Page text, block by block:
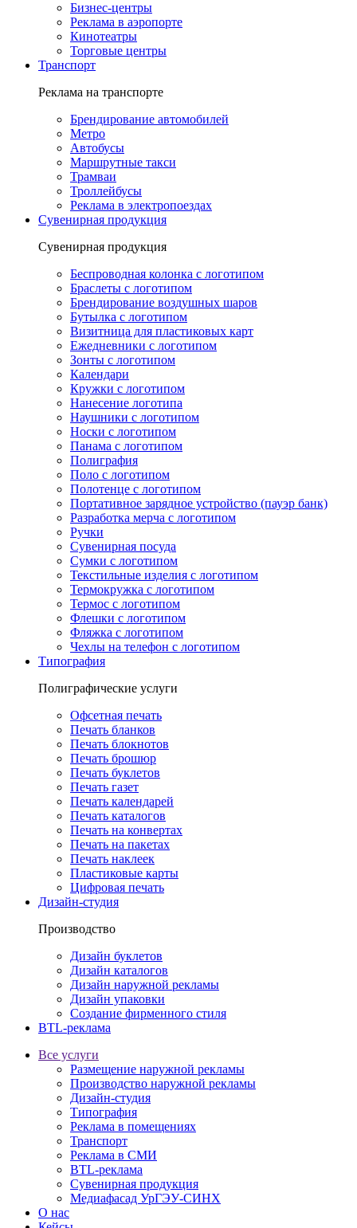
Бизнес-центры
Реклама в аэропорте
Кинотеатры
Торговые центры
Транспорт
Реклама на транспорте
Брендирование автомобилей
Метро
Автобусы
Маршрутные такси
Трамваи
Троллейбусы
Реклама в электропоездах
Сувенирная продукция
Сувенирная продукция
Беспроводная колонка с логотипом
Браслеты с логотипом
Брендирование воздушных шаров
Бутылка с логотипом
Визитница для пластиковых карт
Ежедневники с логотипом
Зонты с логотипом
Календари
Кружки с логотипом
Нанесение логотипа
Наушники с логотипом
Носки с логотипом
Панама с логотипом
Полиграфия
Поло с логотипом
Полотенце с логотипом
Портативное зарядное устройство (пауэр банк)
Разработка мерча с логотипом
Ручки
Сувенирная посуда
Сумки с логотипом
Текстильные изделия с логотипом
Термокружка с логотипом
Термос с логотипом
Флешки с логотипом
Фляжка с логотипом
Чехлы на телефон с логотипом
Типография
Полиграфические услуги
Офсетная печать
Печать бланков
Печать блокнотов
Печать брошюр
Печать буклетов
Печать газет
Печать календарей
Печать каталогов
Печать на конвертах
Печать на пакетах
Печать наклеек
Пластиковые карты
Цифровая печать
Дизайн-студия
Производство
Дизайн буклетов
Дизайн каталогов
Дизайн наружной рекламы
Дизайн упаковки
Создание фирменного стиля
BTL-реклама
Все услуги
Размещение наружной рекламы
Производство наружной рекламы
Дизайн-студия
Типография
Реклама в помещениях
Транспорт
Реклама в СМИ
BTL-реклама
Сувенирная продукция
Медиафасад УрГЭУ-СИНХ
О нас